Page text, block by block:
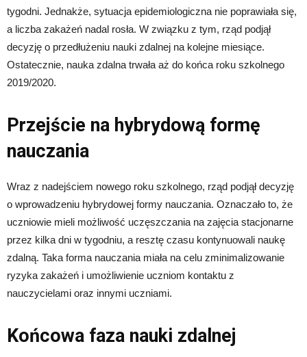
tygodni. Jednakże, sytuacja epidemiologiczna nie poprawiała się,
a liczba zakażeń nadal rosła. W związku z tym, rząd podjął
decyzję o przedłużeniu nauki zdalnej na kolejne miesiące.
Ostatecznie, nauka zdalna trwała aż do końca roku szkolnego
2019/2020.
Przejście na hybrydową formę
nauczania
Wraz z nadejściem nowego roku szkolnego, rząd podjął decyzję
o wprowadzeniu hybrydowej formy nauczania. Oznaczało to, że
uczniowie mieli możliwość uczęszczania na zajęcia stacjonarne
przez kilka dni w tygodniu, a resztę czasu kontynuowali naukę
zdalną. Taka forma nauczania miała na celu zminimalizowanie
ryzyka zakażeń i umożliwienie uczniom kontaktu z
nauczycielami oraz innymi uczniami.
Końcowa faza nauki zdalnej